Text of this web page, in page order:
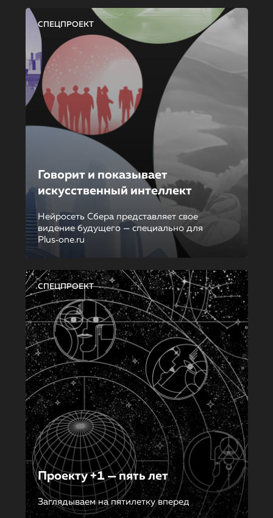
СПЕЦПРОЕКТ
Говорит и показывает
искусственный интеллект
Нейросеть Сбера представляет свое
видение будущего — специально для
Plus‑one.ru
СПЕЦПРОЕКТ
Проекту +1 — пять лет
Заглядываем на пятилетку вперед